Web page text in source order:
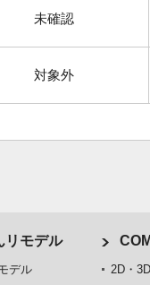
未確認
対象外
リモデル
デル
2D・